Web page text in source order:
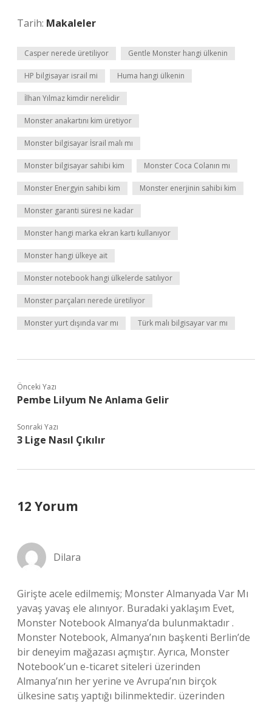
Tarih: Makaleler
Casper nerede üretiliyor Gentle Monster hangi ülkenin
HP bilgisayar israil mi Huma hangi ülkenin
İlhan Yılmaz kimdir nerelidir
Monster anakartını kim üretiyor
Monster bilgisayar İsrail malı mı
Monster bilgisayar sahibi kim Monster Coca Colanın mı
Monster Energyin sahibi kim Monster enerjinin sahibi kim
Monster garanti süresi ne kadar
Monster hangi marka ekran kartı kullanıyor
Monster hangi ülkeye ait
Monster notebook hangi ülkelerde satılıyor
Monster parçaları nerede üretiliyor
Monster yurt dışında var mı Türk malı bilgisayar var mı
Önceki Yazı
Pembe Lilyum Ne Anlama Gelir
Sonraki Yazı
3 Lige Nasıl Çıkılır
12 Yorum
Dilara
Girişte acele edilmemiş; Monster Almanyada Var Mı
yavaş yavaş ele alınıyor. Buradaki yaklaşım Evet,
Monster Notebook Almanya’da bulunmaktadır .
Monster Notebook, Almanya’nın başkenti Berlin’de
bir deneyim mağazası açmıştır. Ayrıca, Monster
Notebook’un e-ticaret siteleri üzerinden
Almanya’nın her yerine ve Avrupa’nın birçok
ülkesine satış yaptığı bilinmektedir. üzerinden